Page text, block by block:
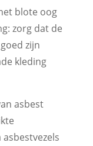
blote oog
zorg dat de
zijn
kleding
asbest